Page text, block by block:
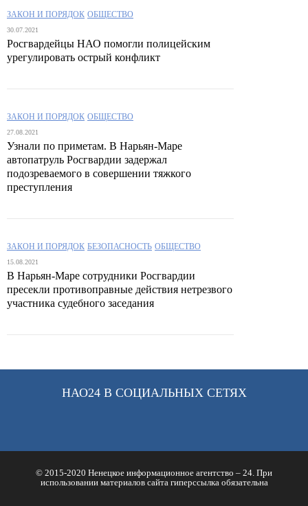
ЗАКОН И ПОРЯДОК ОБЩЕСТВО
30.07.2021
Росгвардейцы НАО помогли полицейским
урегулировать острый конфликт
ЗАКОН И ПОРЯДОК ОБЩЕСТВО
27.08.2021
Узнали по приметам. В Нарьян-Маре
автопатруль Росгвардии задержал
подозреваемого в совершении тяжкого
преступления
ЗАКОН И ПОРЯДОК БЕЗОПАСНОСТЬ ОБЩЕСТВО
15.08.2021
В Нарьян-Маре сотрудники Росгвардии
пресекли противоправные действия нетрезвого
участника судебного заседания
НАО24 В СОЦИАЛЬНЫХ СЕТЯХ
© 2015-2020 Ненецкое информационное агентство – 24. При
использовании материалов сайта гиперссылка обязательна